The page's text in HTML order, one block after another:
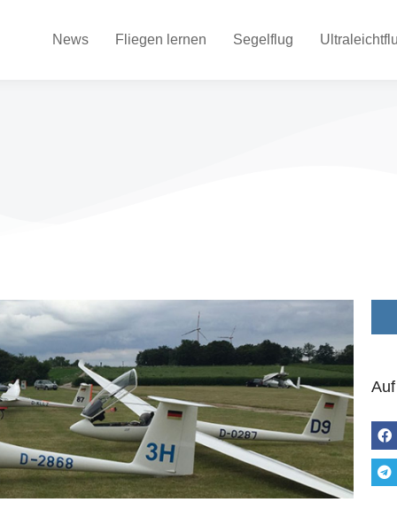
News Fliegen lernen Segelflug